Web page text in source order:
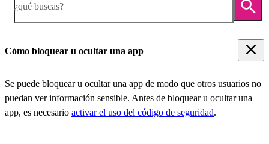
¿qué buscas?
Cómo bloquear u ocultar una app
Se puede bloquear u ocultar una app de modo que otros usuarios no
puedan ver información sensible. Antes de bloquear u ocultar una
app, es necesario activar el uso del código de seguridad.